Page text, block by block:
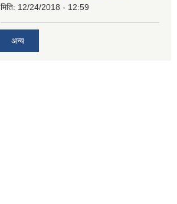
मिति: 12/24/2018 - 12:59
अन्य